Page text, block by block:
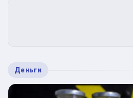
Деньги